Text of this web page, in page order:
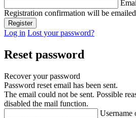
Registration confirmation will be
Log in Lost your password?
Reset password
Recover your password
Password reset email has been sent.
The email could not be sent. Possible
disabled the mail function.
Username